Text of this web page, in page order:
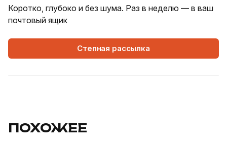
Коротко, глубоко и без шума. Раз в неделю — в ваш
почтовый ящик
Степная рассылка
ПОХОЖЕЕ